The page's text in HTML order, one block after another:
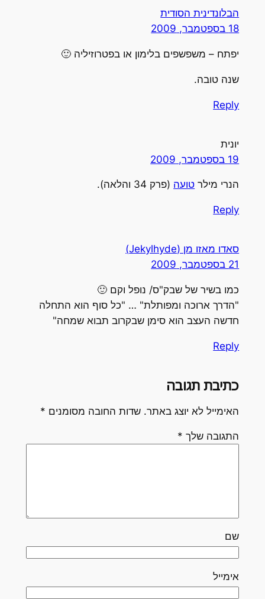
הבלונדינית הסודית
18 בספטמבר, 2009
יפתח – משפשפים בלימון או בפטרוזיליה 🙂
שנה טובה.
Reply
יונית
19 בספטמבר, 2009
הנרי מילר טועה (פרק 34 והלאה).
Reply
סאדו מאזו מן (Jekylhyde)
21 בספטמבר, 2009
כמו בשיר של שבק"ס/ נופל וקם 🙂
"הדרך ארוכה ומפותלת" … "כל סוף הוא התחלה
חדשה העצב הוא סימן שבקרוב תבוא שמחה"
Reply
כתיבת תגובה
האימייל לא יוצג באתר. שדות החובה מסומנים *
התגובה שלך *
שם
אימייל